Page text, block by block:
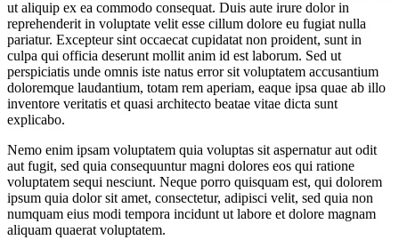
ut aliquip ex ea commodo consequat. Duis aute irure dolor in
reprehenderit in voluptate velit esse cillum dolore eu fugiat nulla
pariatur. Excepteur sint occaecat cupidatat non proident, sunt in
culpa qui officia deserunt mollit anim id est laborum. Sed ut
perspiciatis unde omnis iste natus error sit voluptatem accusantium
doloremque laudantium, totam rem aperiam, eaque ipsa quae ab illo
inventore veritatis et quasi architecto beatae vitae dicta sunt
explicabo.
Nemo enim ipsam voluptatem quia voluptas sit aspernatur aut odit
aut fugit, sed quia consequuntur magni dolores eos qui ratione
voluptatem sequi nesciunt. Neque porro quisquam est, qui dolorem
ipsum quia dolor sit amet, consectetur, adipisci velit, sed quia non
numquam eius modi tempora incidunt ut labore et dolore magnam
aliquam quaerat voluptatem.